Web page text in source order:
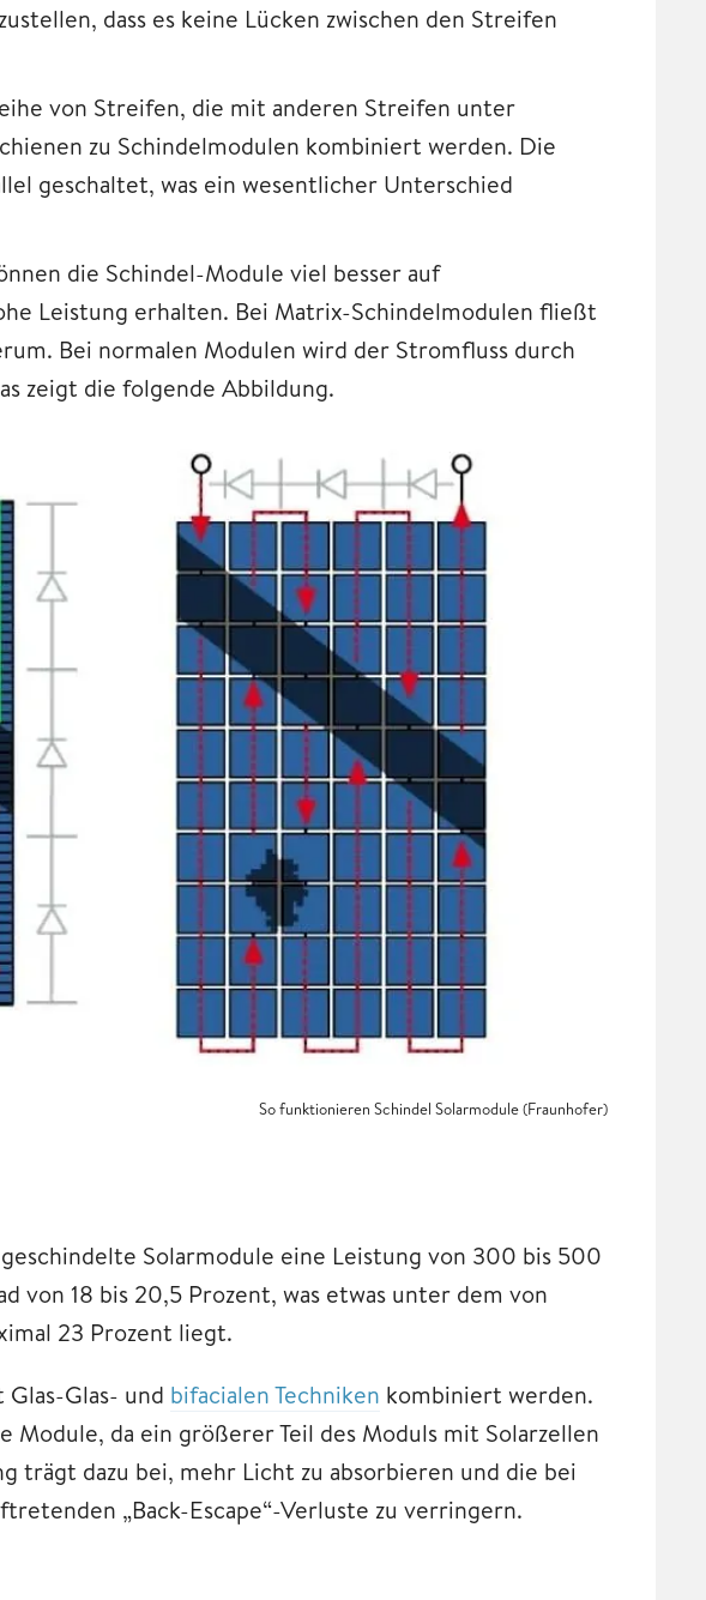
dass es keine Lücken zwischen den Streifen
von Streifen, die mit anderen Streifen unter
zu Schindelmodulen kombiniert werden. Die
geschaltet, was ein wesentlicher Unterschied
die Schindel-Module viel besser auf
Leistung erhalten. Bei Matrix-Schindelmodulen fließt
Bei normalen Modulen wird der Stromfluss durch
zeigt die folgende Abbildung.
So funktionieren Schindel Solarmodule (Fraunhofer)
Solarmodule eine Leistung von 300 bis 500
von 18 bis 20,5 Prozent, was etwas unter dem von
23 Prozent liegt.
Glas- und bifacialen Techniken kombiniert werden.
da ein größerer Teil des Moduls mit Solarzellen
trägt dazu bei, mehr Licht zu absorbieren und die bei
„Back-Escape“-Verluste zu verringern.